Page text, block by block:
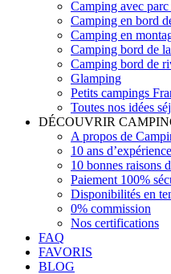
Camping avec
Camping en bord
Camping en
Camping bord de
Camping bord de
Glamping
Petits campings
Toutes nos idées
DÉCOUVRIR
A propos de
10 ans d’expérience
10 bonnes raisons
Paiement 100%
Disponibilités en
0% commission
Nos certifications
FAQ
FAVORIS
BLOG